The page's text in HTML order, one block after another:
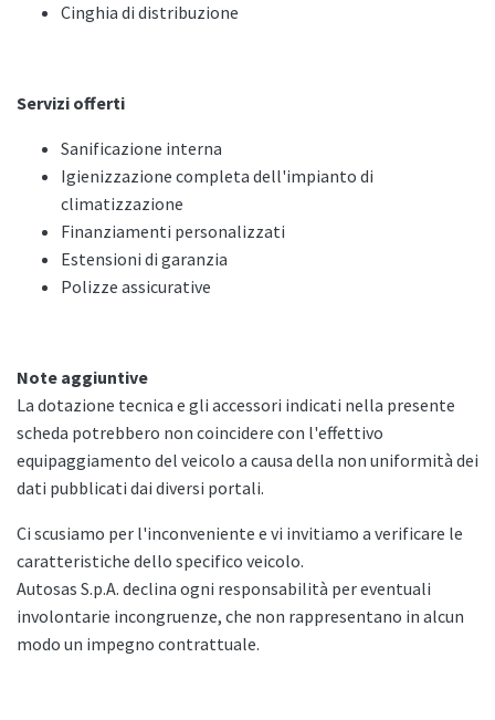
Cinghia di distribuzione
Servizi offerti
Sanificazione interna
Igienizzazione completa dell'impianto di
climatizzazione
Finanziamenti personalizzati
Estensioni di garanzia
Polizze assicurative
Note aggiuntive
La dotazione tecnica e gli accessori indicati nella presente
scheda potrebbero non coincidere con l'effettivo
equipaggiamento del veicolo a causa della non uniformità dei
dati pubblicati dai diversi portali.
Ci scusiamo per l'inconveniente e vi invitiamo a verificare le
caratteristiche dello specifico veicolo.
Autosas S.p.A. declina ogni responsabilità per eventuali
involontarie incongruenze, che non rappresentano in alcun
modo un impegno contrattuale.